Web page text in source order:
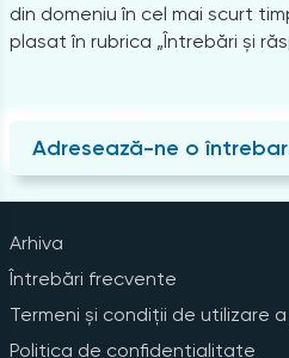
din domeniu în cel mai scurt
plasat în rubrica „Întrebări și
Adresează-ne o
Arhiva
Întrebări frecvente
Termeni și condiții de utilizare
Politica de confidențialitate